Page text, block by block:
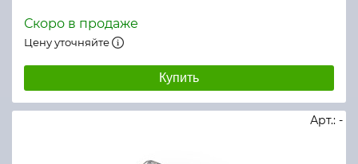
Скоро в продаже
Цену уточняйте
Купить
Арт.: -